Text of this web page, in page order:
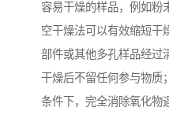
容易干燥的样品，例如粉
空干燥法可以有效缩短干
部件或其他多孔样品经过
干燥后不留任何参与物质
条件下，完全消除氧化物